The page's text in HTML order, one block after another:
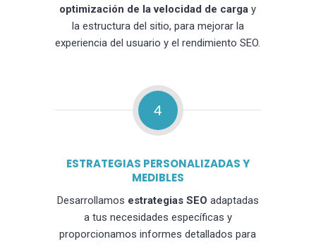
optimización de la velocidad de carga y
la estructura del sitio, para mejorar la
experiencia del usuario y el rendimiento SEO.
4
ESTRATEGIAS PERSONALIZADAS Y
MEDIBLES
Desarrollamos estrategias SEO adaptadas
a tus necesidades específicas y
proporcionamos informes detallados para